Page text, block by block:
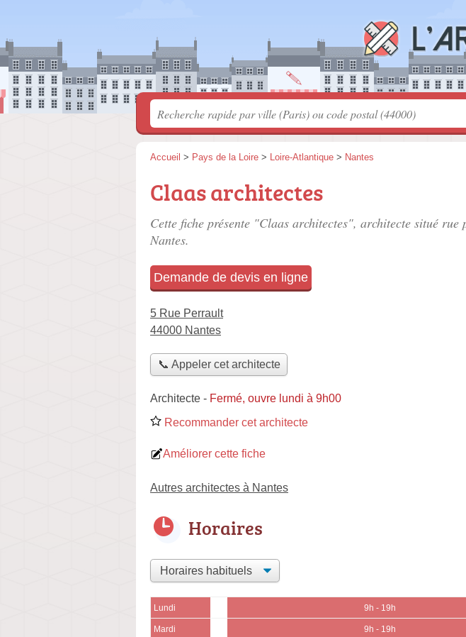
Accueil > Pays de la Loire > Loire-Atlantique > Nantes
Claas architectes
Cette fiche présente "Claas architectes", architecte situé rue
Nantes.
Demande de devis en ligne
5 Rue Perrault
44000 Nantes
📞 Appeler cet architecte
Architecte - Fermé, ouvre lundi à 9h00
Recommander cet architecte
Améliorer cette fiche
Autres architectes à Nantes
Horaires
Lundi 9h - 19h
Mardi 9h - 19h